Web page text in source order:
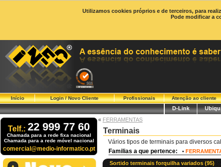
Utilizamos cookies próprios e de terceiros, para
Pode modificar a
Início Login / Novo Cliente Profissionais Atenção ao cliente
D-Link
Telf.: 22 999 77 60
Chamada para a rede fixa nacional
Chamada para a rede móvel nacional
comercial@medio-informatico.pt
« FERRAMENTAS
Terminais
Vários tipos de terminais para diversos
Familias a que pertence: •
Sortido terminais forquilha variados (95)